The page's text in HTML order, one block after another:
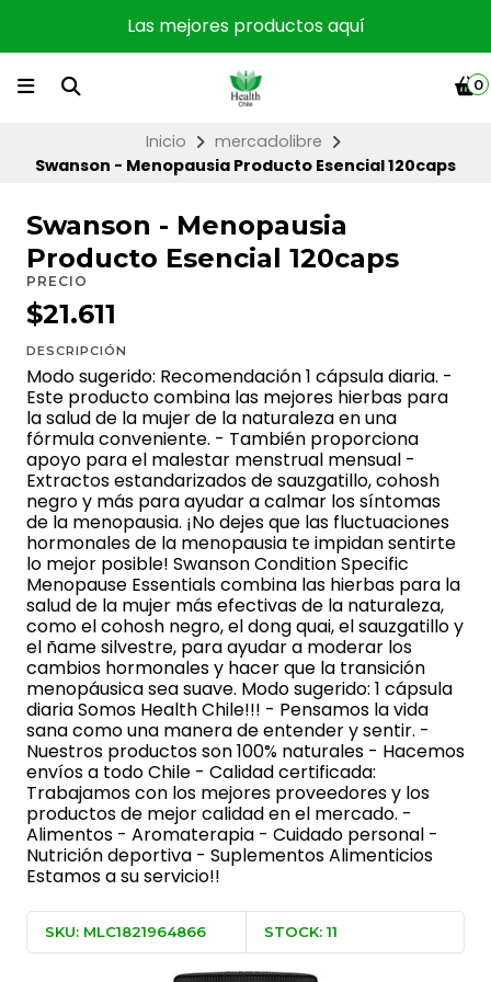
Las mejores productos aquí
0
Inicio
mercadolibre
Swanson - Menopausia Producto Esencial 120caps
Swanson - Menopausia
Producto Esencial 120caps
PRECIO
$21.611
DESCRIPCIÓN
Modo sugerido: Recomendación 1 cápsula diaria. -
Este producto combina las mejores hierbas para
la salud de la mujer de la naturaleza en una
fórmula conveniente. - También proporciona
apoyo para el malestar menstrual mensual -
Extractos estandarizados de sauzgatillo, cohosh
negro y más para ayudar a calmar los síntomas
de la menopausia. ¡No dejes que las fluctuaciones
hormonales de la menopausia te impidan sentirte
lo mejor posible! Swanson Condition Specific
Menopause Essentials combina las hierbas para la
salud de la mujer más efectivas de la naturaleza,
como el cohosh negro, el dong quai, el sauzgatillo y
el ñame silvestre, para ayudar a moderar los
cambios hormonales y hacer que la transición
menopáusica sea suave. Modo sugerido: 1 cápsula
diaria Somos Health Chile!!! - Pensamos la vida
sana como una manera de entender y sentir. -
Nuestros productos son 100% naturales - Hacemos
envíos a todo Chile - Calidad certificada:
Trabajamos con los mejores proveedores y los
productos de mejor calidad en el mercado. -
Alimentos - Aromaterapia - Cuidado personal -
Nutrición deportiva - Suplementos Alimenticios
Estamos a su servicio!!
SKU: MLC1821964866 STOCK: 11